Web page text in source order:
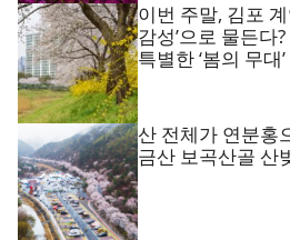
이번 주말, 김포
감성’으로 물든다
특별한 ‘봄의 무대
산 전체가 연분홍
금산 보곡산골 산